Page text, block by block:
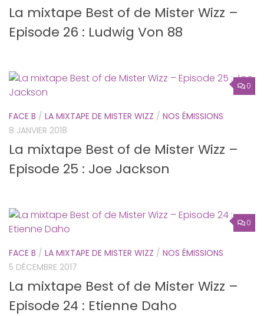
La mixtape Best of de Mister Wizz –
Episode 26 : Ludwig Von 88
0
FACE B / LA MIXTAPE DE MISTER WIZZ / NOS ÉMISSIONS
8 JANVIER 2018
La mixtape Best of de Mister Wizz –
Episode 25 : Joe Jackson
0
FACE B / LA MIXTAPE DE MISTER WIZZ / NOS ÉMISSIONS
5 DÉCEMBRE 2017
La mixtape Best of de Mister Wizz –
Episode 24 : Etienne Daho